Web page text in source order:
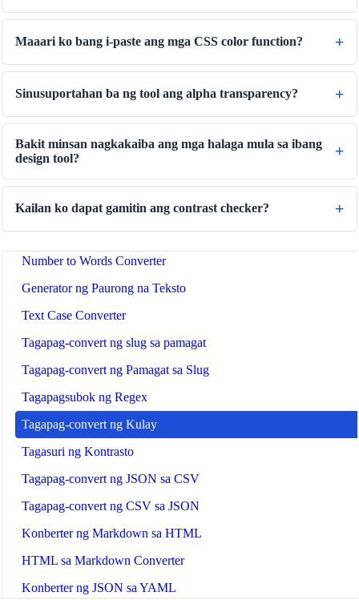
Tagapagsalin ng Enerhiya
Tagapagsalin ng Imbakan ng Data
Tagapagsalin ng Konsumo ng Panggatong
Tagapagsalin ng Kapangyarihan
Tagapagsalin ng Presyon
Tagapagsalin ng Bilis
Tagapagsalin ng Oras
Binary/Hex/Decimal Converter
Morse Code Translator
Number to Words Converter
Generator ng Paurong na Teksto
Text Case Converter
Tagapag-convert ng slug sa pamagat
Tagapag-convert ng Pamagat sa Slug
Tagapagsubok ng Regex
Tagapag-convert ng Kulay
Tagasuri ng Kontrasto
Tagapag-convert ng JSON sa CSV
Tagapag-convert ng CSV sa JSON
Konberter ng Markdown sa HTML
HTML sa Markdown Converter
Konberter ng JSON sa YAML
Maaari ko bang i-paste ang mga CSS color function?
Sinusuportahan ba ng tool ang alpha transparency?
Bakit minsan nagkakaiba ang mga halaga mula sa ibang
design tool?
Kailan ko dapat gamitin ang contrast checker?